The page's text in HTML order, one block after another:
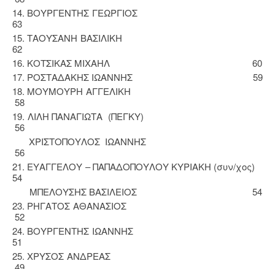
14. ΒΟΥΡΓΕΝΤΗΣ ΓΕΩΡΓΙΟΣ
63
15. ΤΑΟΥΣΑΝΗ ΒΑΣΙΛΙΚΗ
62
16. ΚΟΤΣΙΚΑΣ ΜΙΧΑΗΛ 60
17. ΡΟΣΤΑΔΑΚΗΣ ΙΩΑΝΝΗΣ 59
18. ΜΟΥΜΟΥΡΗ ΑΓΓΕΛΙΚΗ
58
19. ΛΙΛΗ ΠΑΝΑΓΙΩΤΑ (ΠΕΓΚΥ)
56
ΧΡΙΣΤΟΠΟΥΛΟΣ ΙΩΑΝΝΗΣ
56
21. ΕΥΑΓΓΕΛΟΥ – ΠΑΠΑΔΟΠΟΥΛΟΥ ΚΥΡΙΑΚΗ (συν/χος)
54
ΜΠΕΛΟΥΣΗΣ ΒΑΣΙΛΕΙΟΣ 54
23. ΡΗΓΑΤΟΣ ΑΘΑΝΑΣΙΟΣ
52
24. ΒΟΥΡΓΕΝΤΗΣ ΙΩΑΝΝΗΣ
51
25. ΧΡΥΣΟΣ ΑΝΔΡΕΑΣ